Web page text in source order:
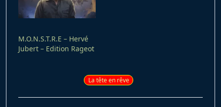
M.O.N.S.T.R.E – Hervé
Jubert – Edition Rageot
La tête en rêve